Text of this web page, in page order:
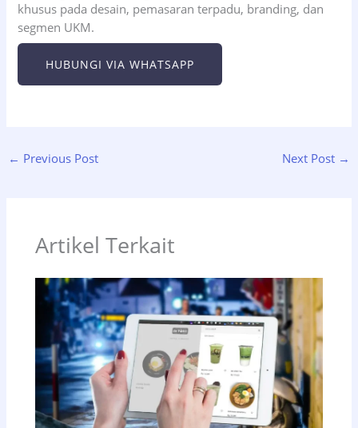
khusus pada desain, pemasaran terpadu, branding, dan
segmen UKM.
HUBUNGI VIA WHATSAPP
← Previous Post Next Post →
Artikel Terkait